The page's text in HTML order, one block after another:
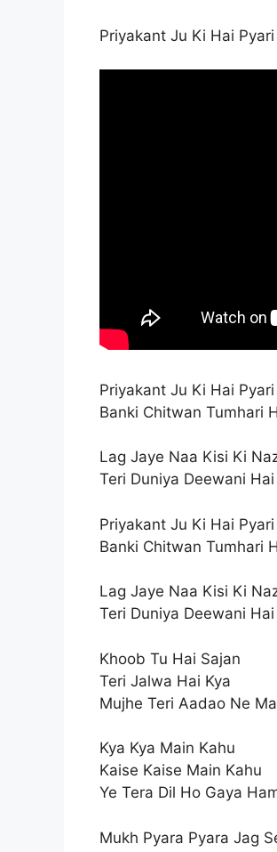
Priyakant Ju Ki Hai
Priyakant Ju Ki Hai
Banki Chitwan Tumhari
Lag Jaye Naa Kisi Ki
Teri Duniya Deewani Hai
Priyakant Ju Ki Hai
Banki Chitwan Tumhari
Lag Jaye Naa Kisi Ki
Teri Duniya Deewani Hai
Khoob Tu Hai Sajan
Teri Jalwa Hai Kya
Mujhe Teri Aadao Ne
Kya Kya Main Kahu
Kaise Kaise Main Kahu
Ye Tera Dil Ho Gaya
Mukh Pyara Pyara Jag